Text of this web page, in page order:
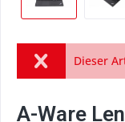
Dieser
A-Ware